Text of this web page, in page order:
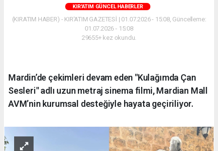
KIR'ATIM GÜNCEL HABERLER
(KIRATIM HABER) - KIR'ATIM GAZETESİ | 01.07.2026 - 15:08, Güncelleme:
01.07.2026 - 15:08
29655+ kez okundu.
Mardin’de çekimleri devam eden "Kulağımda Çan
Sesleri" adlı uzun metraj sinema filmi, Mardian Mall
AVM’nin kurumsal desteğiyle hayata geçiriliyor.